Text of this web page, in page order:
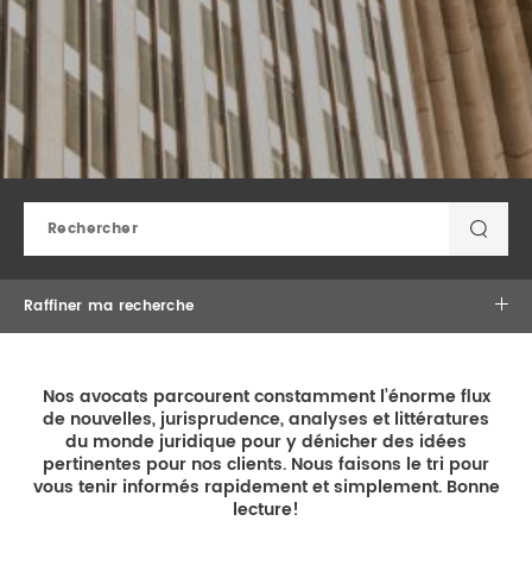
DROIT IMMOBILIER
PROPRIÉTÉ INTELLECTUELLE
DROIT DE LA FAMILLE
STAGES CONTACTEZ-NOUS
Raffiner ma recherche
Nos avocats parcourent constamment l’énorme flux
de nouvelles, jurisprudence, analyses et littératures
du monde juridique pour y dénicher des idées
pertinentes pour nos clients. Nous faisons le tri pour
vous tenir informés rapidement et simplement. Bonne
lecture!